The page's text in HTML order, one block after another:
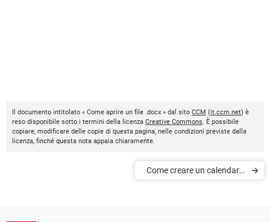
Il documento intitolato « Come aprire un file .docx » dal sito CCM (it.ccm.net) è
reso disponibile sotto i termini della licenza Creative Commons. È possibile
copiare, modificare delle copie di questa pagina, nelle condizioni previste dalla
licenza, finché questa nota appaia chiaramente.
Come creare un calendario